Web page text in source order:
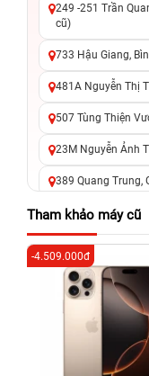
249 -251 Trần
cũ)
733 Hậu Giang,
481A Nguyễn Thị
507 Tùng Thiện
23M Nguyễn Ảnh
389 Quang Trung,
625 - 625A Âu Cơ,
326 Lê Văn Việt,
Đức cũ)
256 Võ Văn Ngân,
70 Nguyễn An
24h Vũng Tàu:
Tham khảo máy cũ
-4.509.000đ